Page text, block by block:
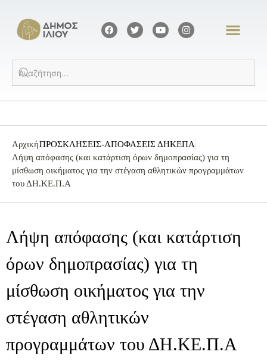
ΑρχικήΠΡΟΣΚΛΗΣΕΙΣ-ΑΠΟΦΑΣΕΙΣ ΔΗΚΕΠΑ
Λήψη απόφασης (και κατάρτιση όρων δημοπρασίας) για τη
μίσθωση οικήματος για την στέγαση αθλητικών προγραμμάτων
του ΔΗ.ΚΕ.Π.Α
Λήψη απόφασης (και κατάρτιση
όρων δημοπρασίας) για τη
μίσθωση οικήματος για την
στέγαση αθλητικών
προγραμμάτων του ΔΗ.ΚΕ.Π.Α